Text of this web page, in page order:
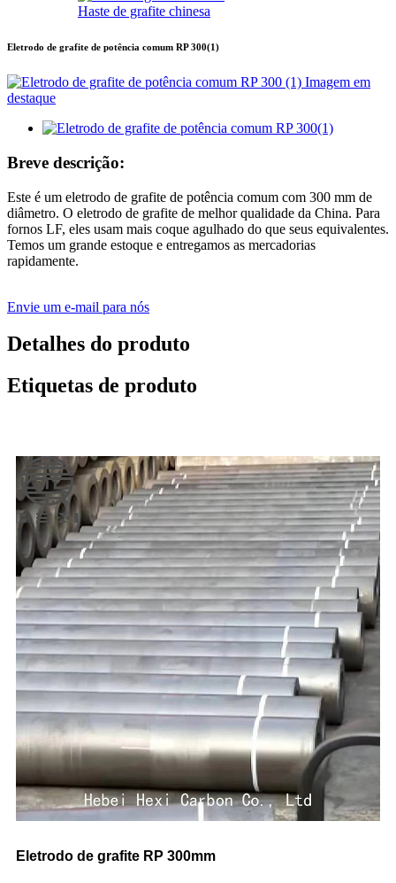
Haste de grafite chinesa
Eletrodo de grafite de potência comum RP 300(1)
Breve descrição:
Este é um eletrodo de grafite de potência comum com 300 mm de
diâmetro. O eletrodo de grafite de melhor qualidade da China. Para
fornos LF, eles usam mais coque agulhado do que seus equivalentes.
Temos um grande estoque e entregamos as mercadorias
rapidamente.
Envie um e-mail para nós
Detalhes do produto
Etiquetas de produto
Eletrodo de grafite RP 300mm